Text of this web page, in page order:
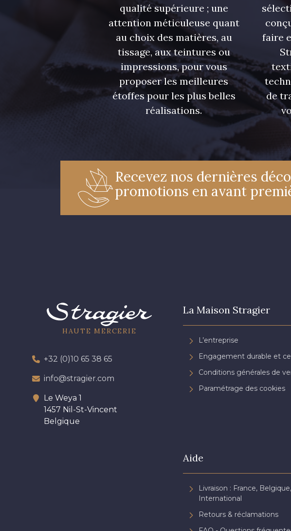
qualité supérieure ; une
attention méticuleuse quant
au choix des matières, au
tissage, aux teintures ou
impressions, pour vous
proposer les meilleures
étoffes pour les plus belles
réalisations.
faire
de
Recevez nos dernières
promotions en avant
HAUTE MERCERIE
+32 (0)10 65 38 65
info@stragier.com
Le Weya 1
1457 Nil-St-Vincent
Belgique
La Maison Stragier
L’entreprise
Engagement durable et
Conditions générales de
Paramétrage des cookies
Aide
Livraison : France, Belgique,
International
Retours & réclamations